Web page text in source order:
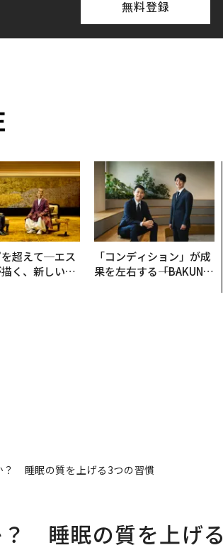
無料登録
を超えて─エス
く、新しい日
「コンディション」が成
果を左右する――「BAKUN
？ 睡眠の質を上げる3つの習慣
？ 睡眠の質を上げる